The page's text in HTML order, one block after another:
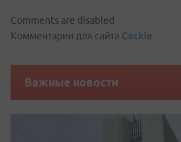
Comments are disabled
Комментарии для сайта Cackle
Важные новости